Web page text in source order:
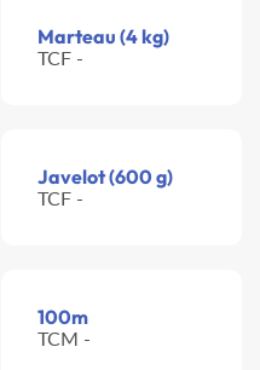
Marteau (4 kg)
TCF -
Javelot (600 g)
TCF -
100m
TCM -